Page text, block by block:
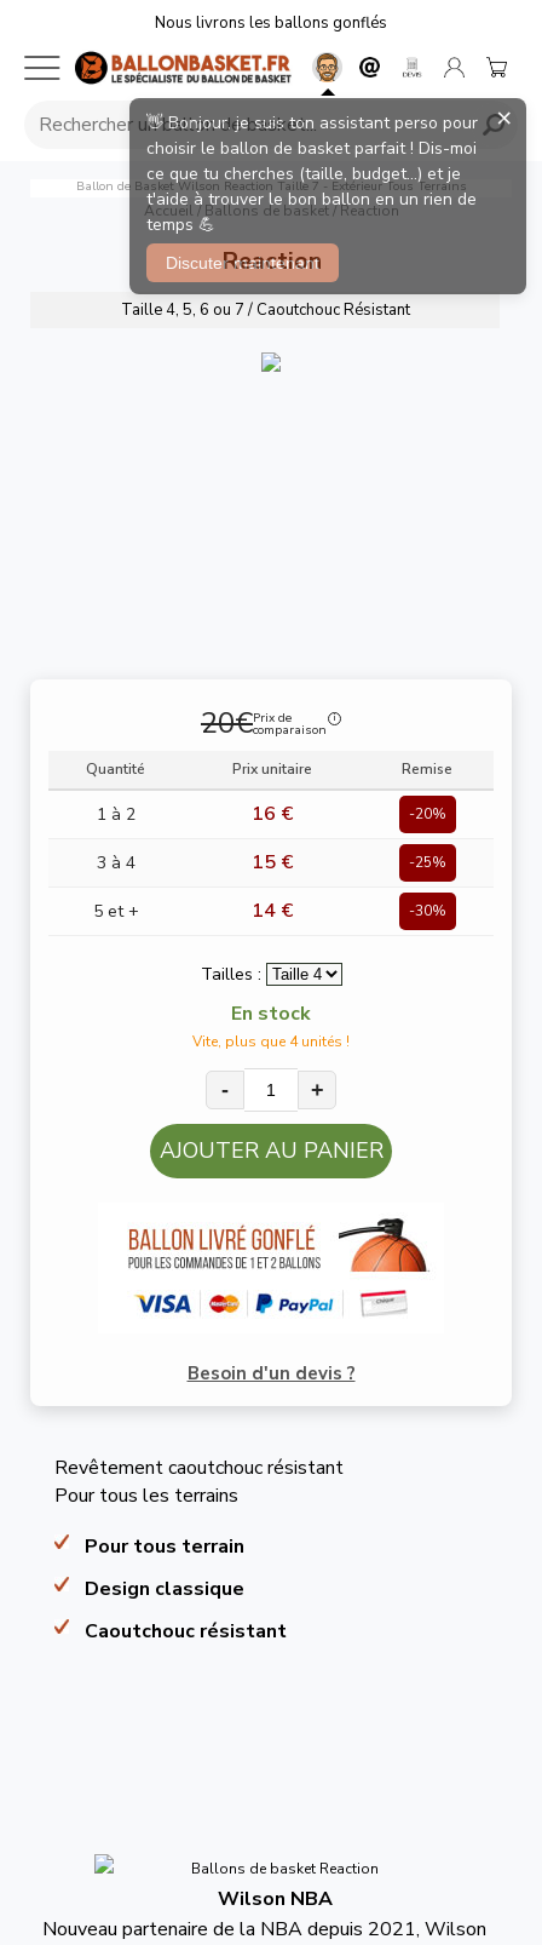
Nous livrons les ballons gonflés
Ballon de Basket Wilson Reaction Taille 7 - Extérieur Tous Terrains
Accueil/ Ballons de basket/Reaction
Reaction
Taille 4, 5, 6 ou 7 / Caoutchouc Résistant
20€Prix de
comparaison
Quantité Prix unitaire Remise
1 à 2 16 € -20%
3 à 4 15 € -25%
5 et + 14 € -30%
Tailles :
En stock
Vite, plus que 4 unités !
- +
AJOUTER AU PANIER
Besoin d'un devis ?
Revêtement caoutchouc résistant
Pour tous les terrains
Pour tous terrain
Design classique
Caoutchouc résistant
Wilson NBA
Nouveau partenaire de la NBA depuis 2021, Wilson
👋 Bonjour, je suis ton assistant perso pour
choisir le ballon de basket parfait ! Dis-moi
ce que tu cherches (taille, budget...) et je
t'aide à trouver le bon ballon en un rien de
temps 💪
Discuter maintenant
×